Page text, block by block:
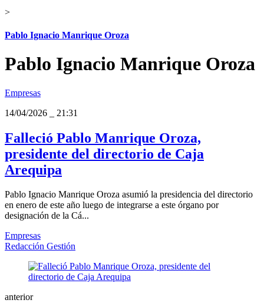
>
Pablo Ignacio Manrique Oroza
Pablo Ignacio Manrique Oroza
Empresas
14/04/2026
21:31
Falleció Pablo Manrique Oroza,
presidente del directorio de Caja
Arequipa
Pablo Ignacio Manrique Oroza asumió la presidencia del directorio
en enero de este año luego de integrarse a este órgano por
designación de la Cá...
Empresas
Redacción Gestión
anterior